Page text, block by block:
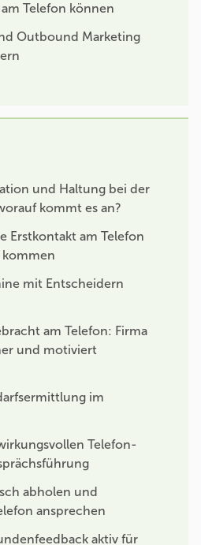
Telefon können
Outbound Marketing
und Haltung bei der
kommt es an?
Erstkontakt am Telefon
kommen
mit Entscheidern
am Telefon: Firma
und motiviert
im
Telefon-
abholen und
ansprechen
aktiv für